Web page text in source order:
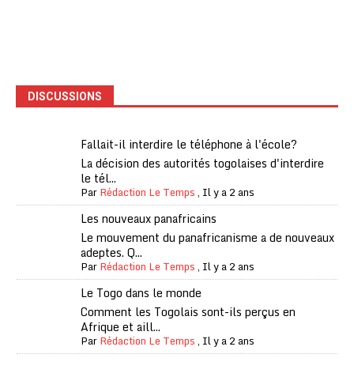
DISCUSSIONS
Fallait-il interdire le téléphone à l'école?
La décision des autorités togolaises d'interdire
le tél...
ParRédaction Le Temps, Il y a 2 ans
Les nouveaux panafricains
Le mouvement du panafricanisme a de nouveaux
adeptes. Q...
ParRédaction Le Temps, Il y a 2 ans
Le Togo dans le monde
Comment les Togolais sont-ils perçus en
Afrique et aill...
ParRédaction Le Temps, Il y a 2 ans